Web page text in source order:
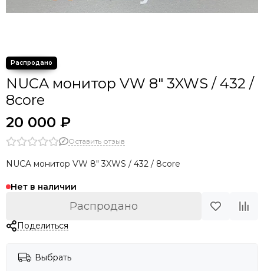
NUCA монитор VW 8" 3XWS / 432 /
8core
20 000 ₽
Оставить отзыв
NUCA монитор VW 8" 3XWS / 432 / 8core
Нет в наличии
Распродано
Поделиться
Выбрать